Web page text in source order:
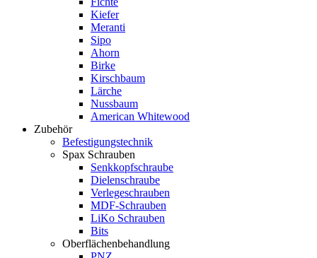
Kiefer
Meranti
Sipo
Ahorn
Birke
Kirschbaum
Lärche
Nussbaum
American Whitewood
Zubehör
Befestigungstechnik
Spax Schrauben
Senkkopfschraube
Dielenschraube
Verlegeschrauben
MDF-Schrauben
LiKo Schrauben
Bits
Oberflächenbehandlung